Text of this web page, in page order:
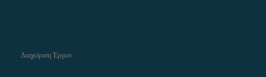
Διαχείριση Έργων